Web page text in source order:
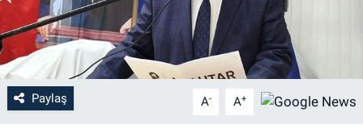
Paylaş A- A+